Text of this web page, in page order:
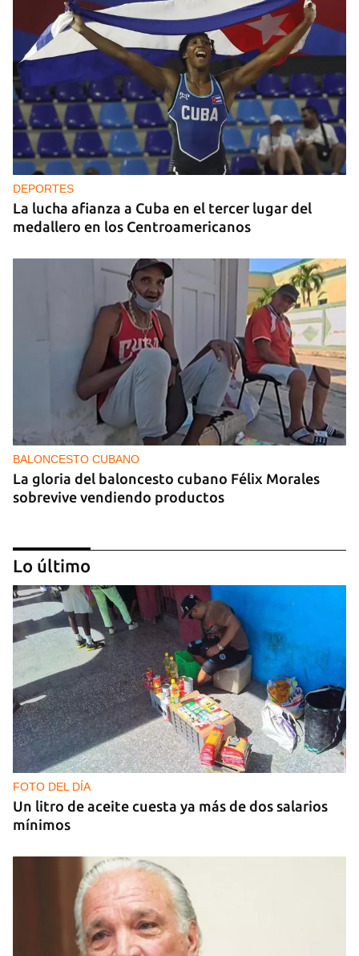
DEPORTES
La lucha afianza a Cuba en el tercer lugar del
medallero en los Centroamericanos
BALONCESTO CUBANO
La gloria del baloncesto cubano Félix Morales
sobrevive vendiendo productos
DEPORTES
El cubano Wilfredo León, campeón con Polonia
en la Liga de Naciones de Voleibol 2026
Lo último
FOTO DEL DÍA
Un litro de aceite cuesta ya más de dos salarios
mínimos